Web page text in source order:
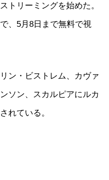
トリーミングを始めた。
、5月8日まで無料で視
ン・ビストレム、カヴァ
ソン、スカルピアにルカ
れている。